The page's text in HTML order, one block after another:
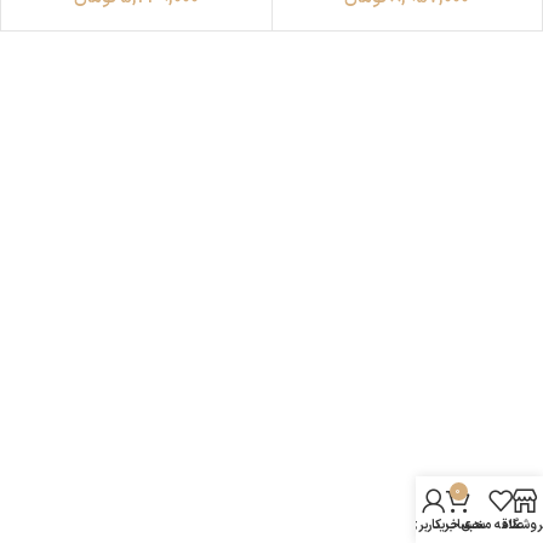
علاقه مندی
0
سبد خرید
حساب کاربری من